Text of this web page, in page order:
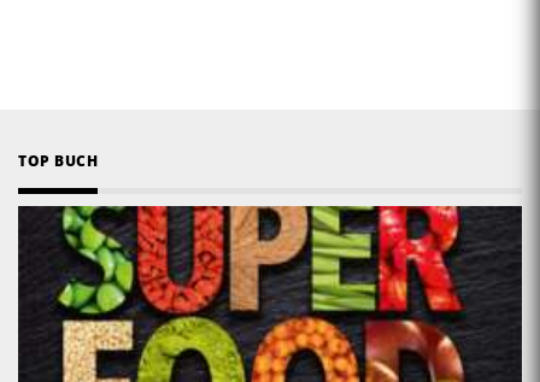
TOP BUCH